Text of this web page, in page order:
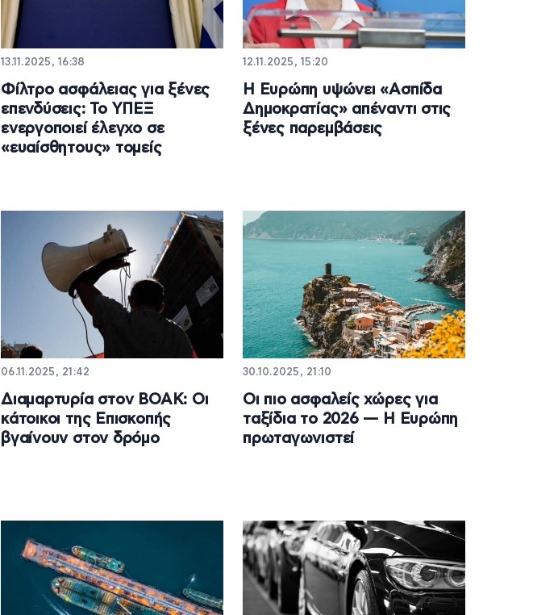
13.11.2025, 16:38
Φίλτρο ασφάλειας για ξένες
επενδύσεις: Το ΥΠΕΞ
ενεργοποιεί έλεγχο σε
«ευαίσθητους» τομείς
12.11.2025, 15:20
Η Ευρώπη υψώνει «Ασπίδα
Δημοκρατίας» απέναντι στις
ξένες παρεμβάσεις
06.11.2025, 21:42
Διαμαρτυρία στον ΒΟΑΚ: Οι
κάτοικοι της Επισκοπής
βγαίνουν στον δρόμο
30.10.2025, 21:10
Οι πιο ασφαλείς χώρες για
ταξίδια το 2026 — Η Ευρώπη
πρωταγωνιστεί